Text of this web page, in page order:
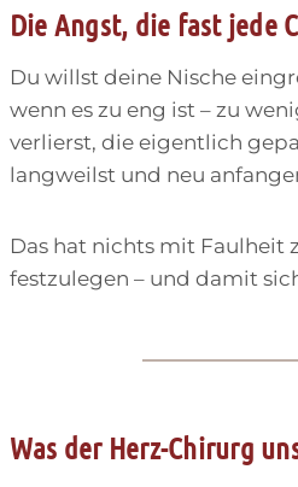
Die Angst, die fast jede
Du willst deine Nische
wenn es zu eng ist – zu
verlierst, die eigentlich
langweilst und neu
Das hat nichts mit Faulheit
festzulegen – und damit
Was der Herz-Chirurg